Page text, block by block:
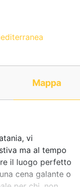
Mappa
vi
ma al tempo
il luogo perfetto
cena galante o